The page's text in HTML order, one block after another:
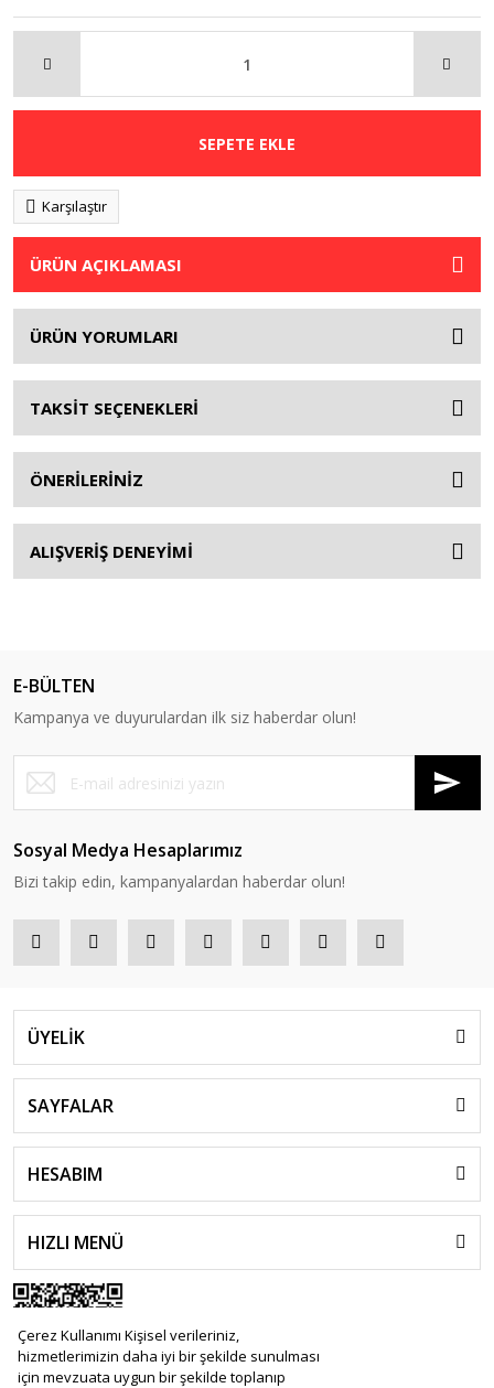
Çerez Kullanımı Kişisel verileriniz,
hizmetlerimizin daha iyi bir şekilde sunulması
için mevzuata uygun bir şekilde toplanıp
SEPETE EKLE
Karşılaştır
ÜRÜN AÇIKLAMASI
ÜRÜN YORUMLARI
TAKSİT SEÇENEKLERİ
ÖNERİLERİNİZ
ALIŞVERİŞ DENEYİMİ
E-BÜLTEN
Kampanya ve duyurulardan ilk siz haberdar olun!
Sosyal Medya Hesaplarımız
Bizi takip edin, kampanyalardan haberdar olun!
ÜYELİK
SAYFALAR
HESABIM
HIZLI MENÜ